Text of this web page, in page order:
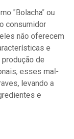
"Bolacha" ou
consumidor
não oferecem
e
de
esses mal-
levando a
e